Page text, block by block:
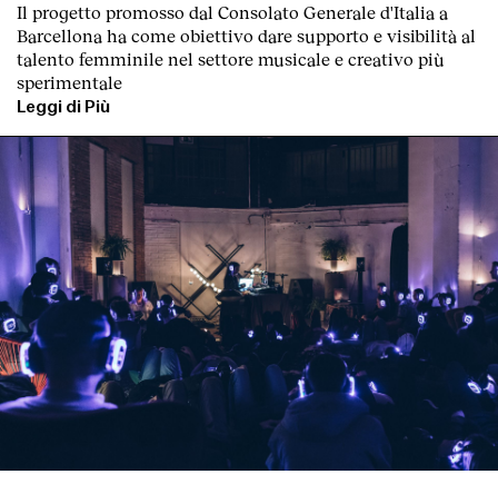
Il progetto promosso dal Consolato Generale d'Italia a
Barcellona ha come obiettivo dare supporto e visibilità al
talento femminile nel settore musicale e creativo più
sperimentale
Leggi di Più